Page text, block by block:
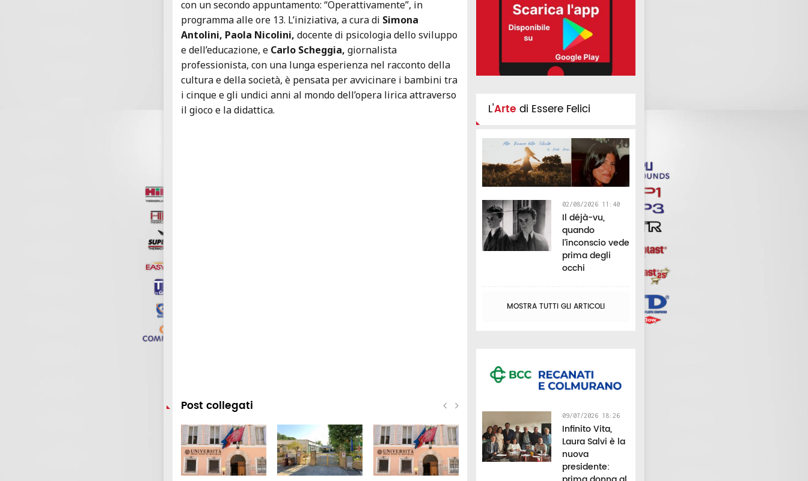
con un secondo appuntamento: “Operattivamente”, in
programma alle ore 13. L’iniziativa, a cura di Simona
Antolini, Paola Nicolini, docente di psicologia dello sviluppo
e dell’educazione, e Carlo Scheggia, giornalista
professionista, con una lunga esperienza nel racconto della
cultura e della società, è pensata per avvicinare i bambini tra
i cinque e gli undici anni al mondo dell’opera lirica attraverso
il gioco e la didattica.
Post collegati
L'Arte di Essere Felici
02/08/2026 11:40
Il déjà-vu,
quando
l’inconscio vede
prima degli
occhi
MOSTRA TUTTI GLI ARTICOLI
09/07/2026 18:26
Infinito Vita,
Laura Salvi è la
nuova
presidente: